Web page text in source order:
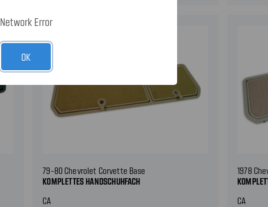
79-80 Chevrolet Corvette Base
KOMPLETTES HANDSCHUHFACH
CA
1978
CA
Network Error
OK